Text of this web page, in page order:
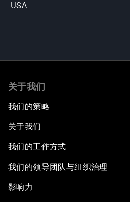
USA
关于我们
我们的策略
关于我们
我们的工作方式
我们的领导团队与组织治理
影响力